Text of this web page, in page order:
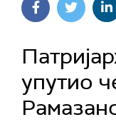
упутио